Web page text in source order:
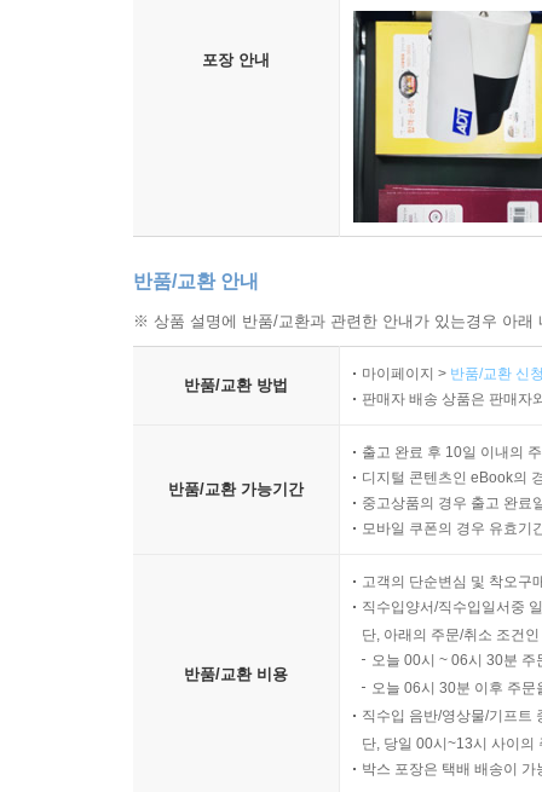
포장 안내
반품/교환 안내
※ 상품 설명에 반품/교환과 관련한 안내가 있는경우 아
반품/교환 방법
마이페이지 > 반품/교환 신
판매자 배송 상품은 판매자
반품/교환 가능기간
출고 완료 후 10일 이내의
디지털 콘텐츠인 eBook의
중고상품의 경우 출고 완료
모바일 쿠폰의 경우 유효기
반품/교환 비용
고객의 단순변심 및 착오구
직수입양서/직수입일서중
단, 아래의 주문/취소 조건
오늘 00시 ~ 06시 30분
오늘 06시 30분 이후 주
직수입 음반/영상물/기프트
단, 당일 00시~13시 사이의
박스 포장은 택배 배송이